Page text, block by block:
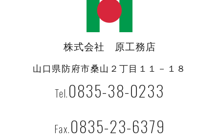
株式会社 原工務店
山口県防府市桑山２丁目１１－１８
0835-38-0233
0835-23-6379